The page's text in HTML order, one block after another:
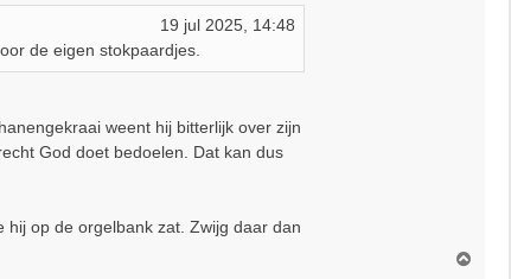
19 jul 2025, 14:48
de eigen stokpaardjes.
weent hij bitterlijk over zijn
God doet bedoelen. Dat kan dus
op de orgelbank zat. Zwijg daar dan